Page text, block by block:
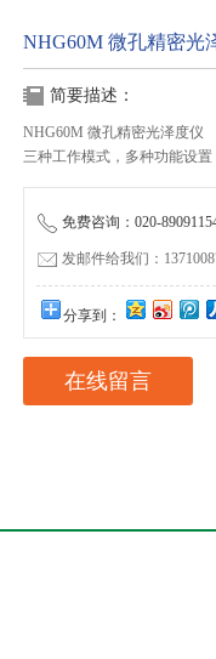
NHG60M 微孔精密光
简要描述：
NHG60M 微孔精密光泽度仪
三种工作模式，多种功能设置
免费咨询：020-
发邮件给我们：
分享到：
在线留言